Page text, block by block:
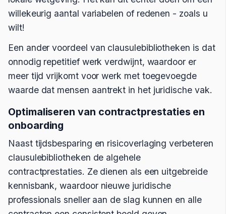
willekeurig aantal variabelen of redenen - zoals u
wilt!
Een ander voordeel van clausulebibliotheken is dat
onnodig repetitief werk verdwijnt, waardoor er
meer tijd vrijkomt voor werk met toegevoegde
waarde dat mensen aantrekt in het juridische vak.
Optimaliseren van contractprestaties en
onboarding
Naast tijdsbesparing en risicoverlaging verbeteren
clausulebibliotheken de algehele
contractprestaties. Ze dienen als een uitgebreide
kennisbank, waardoor nieuwe juridische
professionals sneller aan de slag kunnen en alle